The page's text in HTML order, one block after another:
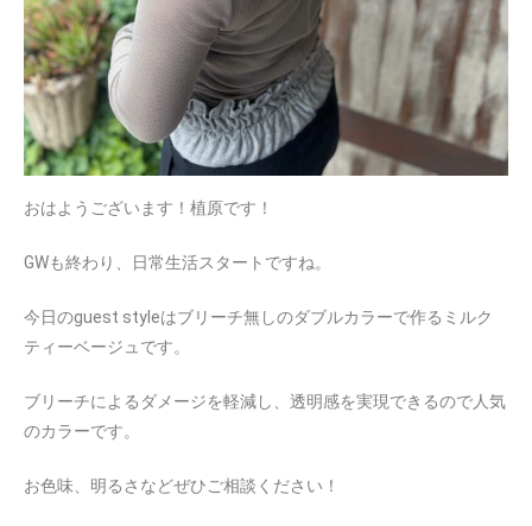
おはようございます！植原です！
GWも終わり、日常生活スタートですね。
今日のguest styleはブリーチ無しのダブルカラーで作るミルク
ティーベージュです。
ブリーチによるダメージを軽減し、透明感を実現できるので人気
のカラーです。
お色味、明るさなどぜひご相談ください！